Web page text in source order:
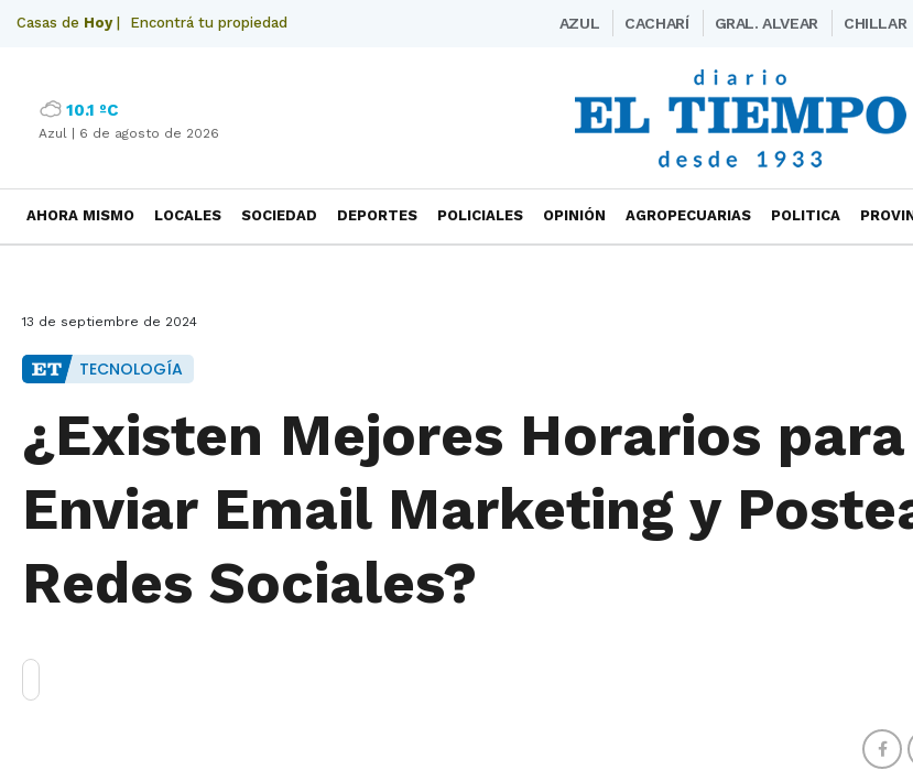
Casas de Hoy| Encontrá tu propiedad AZUL CACHARÍ GRAL. ALVEAR CHILLAR
10.1 ºC
Azul | 6 de agosto de 2026
AHORA MISMO LOCALES SOCIEDAD DEPORTES POLICIALES OPINIÓN AGROPECUARIAS POLITICA
13 de septiembre de 2024
TECNOLOGÍA
¿Existen Mejores Horarios para
Enviar Email Marketing y
Redes Sociales?